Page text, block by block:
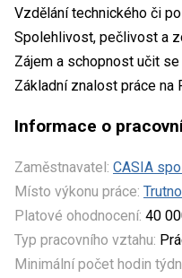
Vzdělání technického či
Spolehlivost, pečlivost a
Zájem a schopnost učit
Základní znalost práce na
Informace o
Zaměstnavatel: CASIA
Místo výkonu práce:
Platové ohodnocení: 40
Typ pracovního vztahu:
Minimální počet hodin